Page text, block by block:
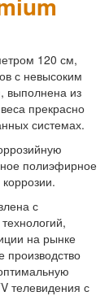
120 см,
с невысоким
выполнена из
прекрасно
системах.
полиэфирное
с
на рынке
производство
телевидения с